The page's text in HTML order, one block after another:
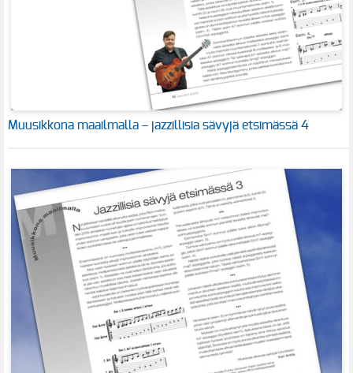
Muusikkona maailmalla – jazzillisia sävyjä etsimässä 4